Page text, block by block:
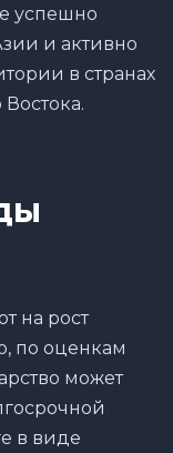
успешно
и активно
в странах
на рост
по оценкам
может
в виде